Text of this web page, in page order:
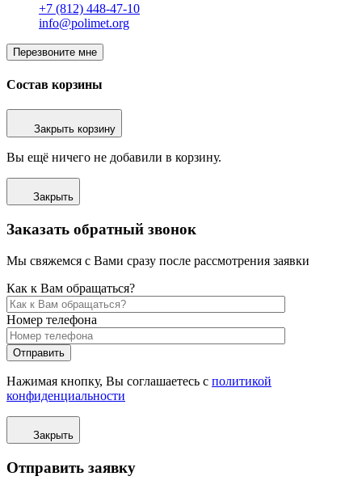
+7 (812) 448-47-10
info@polimet.org
Перезвоните мне
Состав корзины
Закрыть корзину
Вы ещё ничего не добавили в корзину.
Закрыть
Заказать обратный звонок
Мы свяжемся с Вами сразу после рассмотрения заявки
Как к Вам обращаться?
Номер телефона
Отправить
Нажимая кнопку, Вы соглашаетесь с политикой
конфиденциальности
Закрыть
Отправить заявку